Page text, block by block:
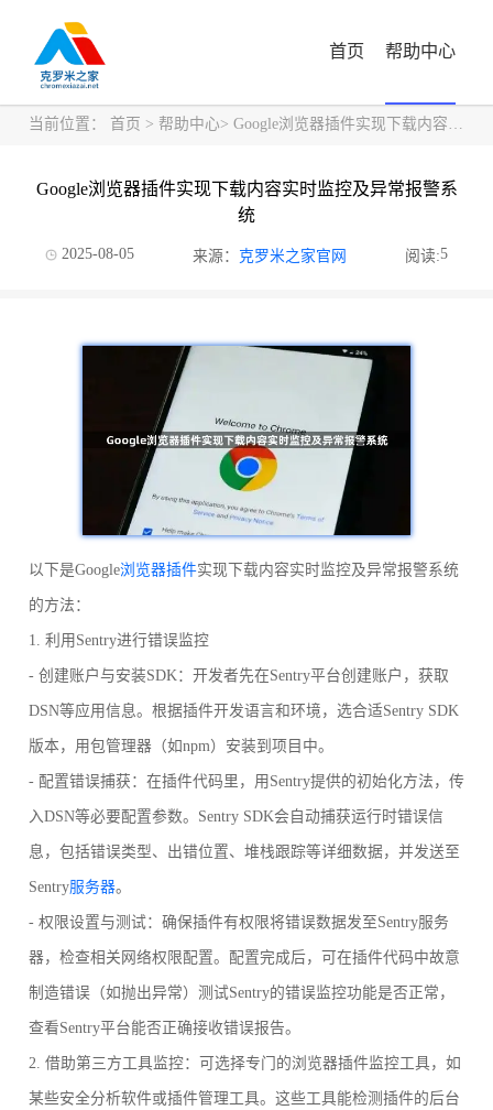
首页 帮助中心
当前位置： 首页 > 帮助中心> Google浏览器插件实现下载内容实时监控及异常报警系统
Google浏览器插件实现下载内容实时监控及异常报警系
统
2025-08-05 来源： 克罗米之家官网 阅读:5
以下是Google浏览器插件实现下载内容实时监控及异常报警系统
的方法：
1. 利用Sentry进行错误监控
- 创建账户与安装SDK：开发者先在Sentry平台创建账户，获取
DSN等应用信息。根据插件开发语言和环境，选合适Sentry SDK
版本，用包管理器（如npm）安装到项目中。
- 配置错误捕获：在插件代码里，用Sentry提供的初始化方法，传
入DSN等必要配置参数。Sentry SDK会自动捕获运行时错误信
息，包括错误类型、出错位置、堆栈跟踪等详细数据，并发送至
Sentry服务器。
- 权限设置与测试：确保插件有权限将错误数据发至Sentry服务
器，检查相关网络权限配置。配置完成后，可在插件代码中故意
制造错误（如抛出异常）测试Sentry的错误监控功能是否正常，
查看Sentry平台能否正确接收错误报告。
2. 借助第三方工具监控：可选择专门的浏览器插件监控工具，如
某些安全分析软件或插件管理工具。这些工具能检测插件的后台